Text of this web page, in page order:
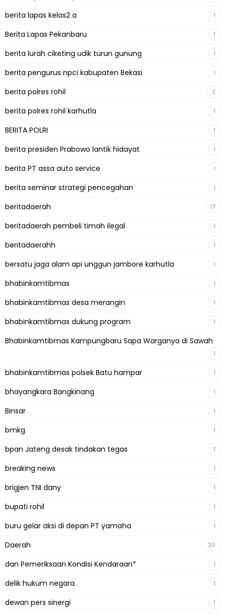
berita lapas kelas2 a 1
Berita Lapas Pekanbaru 1
berita lurah ciketing udik turun gunung 1
berita pengurus npci kabupaten Bekasi 1
berita polres rohil 2
berita polres rohil karhutla 1
BERITA POLRI 1
berita presiden Prabowo lantik hidayat 1
berita PT assa auto service 1
berita seminar strategi pencegahan 1
beritadaerah 17
beritadaerah pembeli timah ilegal 1
beritadaerahh 1
bersatu jaga alam api unggun jambore karhutla 1
bhabinkamtibmas 1
bhabinkamtibmas desa merangin 1
bhabinkamtibmas dukung program 1
Bhabinkamtibmas Kampungbaru Sapa Warganya di Sawah
1
bhabinkamtibmas polsek Batu hampar 1
bhayangkara Bangkinang 1
Binsar 1
bmkg 1
bpan Jateng desak tindakan tegas 1
breaking news 1
brigjen TNI dany 1
bupati rohil 1
buru gelar aksi di depan PT yamaha 1
Daerah 20
dan Pemeriksaan Kondisi Kendaraan* 1
delik hukum negara 1
dewan pers sinergi 1